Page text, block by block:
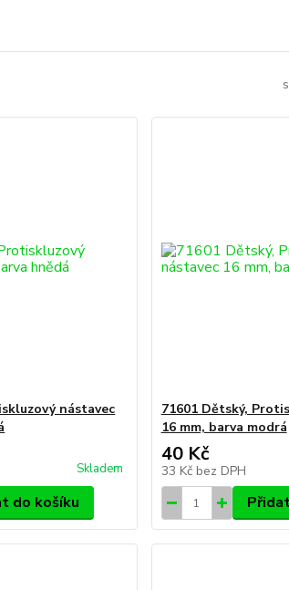
nástavec
Skladem
do košíku
71601 Dětský,
16 mm, barva modrá
40 Kč
33 Kč bez DPH